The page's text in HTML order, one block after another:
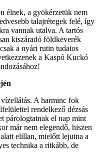
élnek, a gyökérzetük nem
talajrétegek felé, így
vannak utalva. A tartós
kiszáradó földkeverék
a nyári rutin tudatos
a Kaspó Kuckó
A harminc fok
rendelkező dézsás
párologtatnak el nap mint
már nem elegendő, hiszen
elillan, mielőtt lejutna a
technika a ritkább, de